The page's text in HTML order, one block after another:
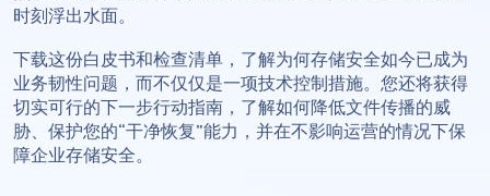
时刻浮出水面。
下载这份白皮书和检查清单，了解为何存储安全如今已成为
业务韧性问题，而不仅仅是一项技术控制措施。您还将获得
切实可行的下一步行动指南，了解如何降低文件传播的威
胁、保护您的“干净恢复”能力，并在不影响运营的情况下保
障企业存储安全。